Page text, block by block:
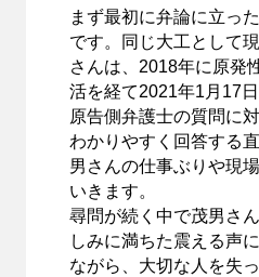
まず最初に弁論に立っ
です。同じ大工として
さんは、2018年に原発
活を経て2021年1月17
原告側弁護士の質問に
わかりやすく回答する
男さんの仕事ぶりや現
いきます。
尋問が続く中で茂男さ
しみに満ちた震える声
ながら、大切な人を失